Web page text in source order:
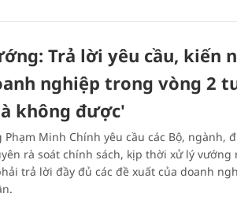
Trả lời yêu cầu, kiến
nghiệp trong vòng 2
không được'
Phạm Minh Chính yêu cầu các Bộ, ngành,
rà soát chính sách, kịp thời xử lý vướng
trả lời đầy đủ các đề xuất của doanh